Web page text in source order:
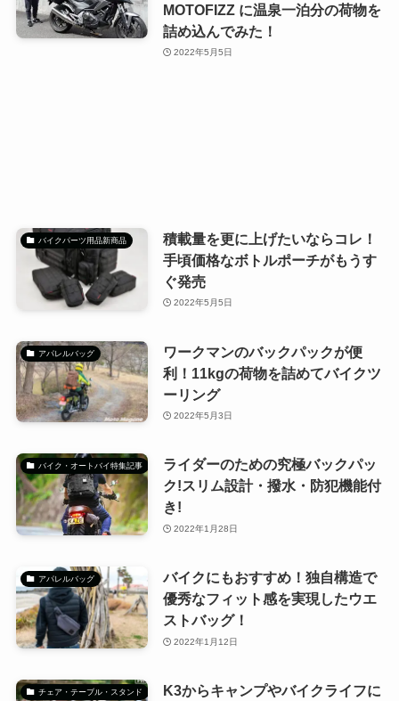
MOTOFIZZ に温泉一泊分の荷物を
詰め込んでみた！
2022年5月5日
バイクパーツ用品新商品
積載量を更に上げたいならコレ！
手頃価格なボトルポーチがもうす
ぐ発売
2022年5月5日
アパレルバッグ
ワークマンのバックパックが便
利！11kgの荷物を詰めてバイクツ
ーリング
2022年5月3日
バイク・オートバイ特集記事
ライダーのための究極バックパッ
ク!スリム設計・撥水・防犯機能付
き!
2022年1月28日
アパレルバッグ
バイクにもおすすめ！独自構造で
優秀なフィット感を実現したウエ
ストバッグ！
2022年1月12日
チェア・テーブル・スタンド
K3からキャンプやバイクライフに